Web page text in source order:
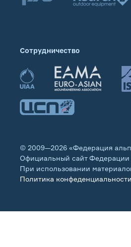
Сотрудничество
© 2009—2026 «Федерация
Официальный сайт Федерации
При использовании
Политика конфеденциальности